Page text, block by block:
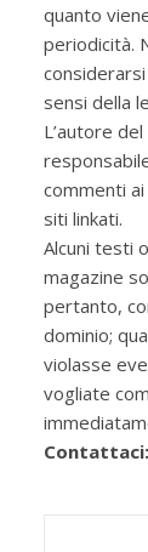
quanto
periodicità.
sensi della
L’autore
commenti
siti linkati.
Alcuni testi
magazine
pertanto,
dominio;
violasse
vogliate